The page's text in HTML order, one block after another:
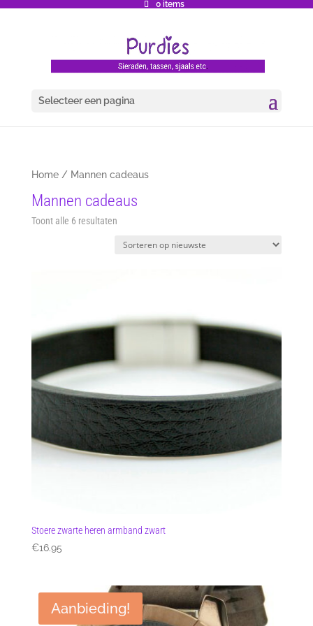
0 items
Selecteer een pagina
Home/ Mannen cadeaus
Mannen cadeaus
Toont alle 6 resultatenGesorteerd
nieuwste
Stoere zwarte heren armband zwart
€16.95
Aanbieding!